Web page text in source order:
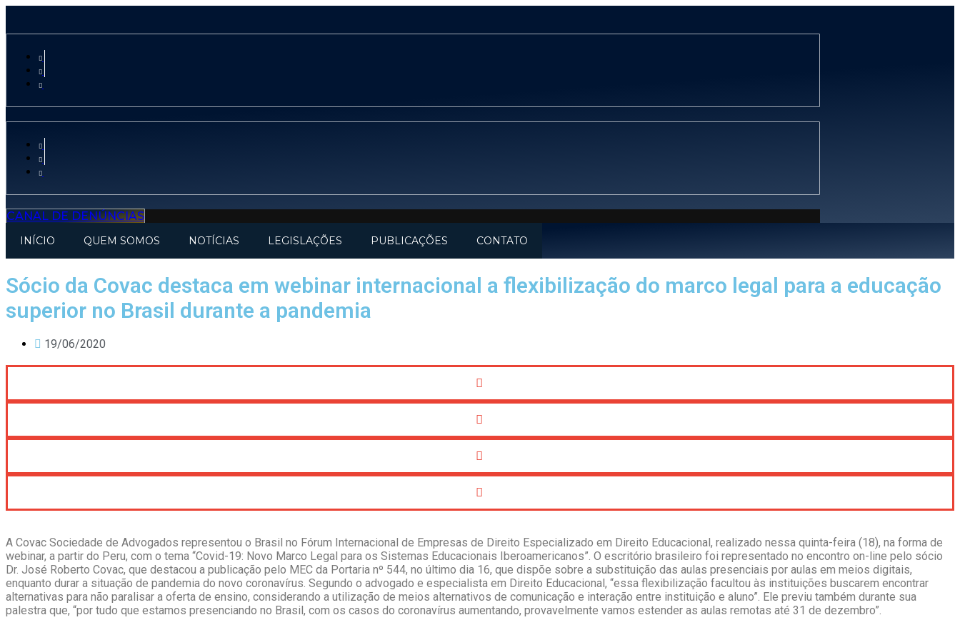
CANAL DE DENÚNCIAS
INÍCIO QUEM SOMOS NOTÍCIAS LEGISLAÇÕES PUBLICAÇÕES CONTATO
Sócio da Covac destaca em webinar internacional a flexibilização do marco legal para a educação
superior no Brasil durante a pandemia
19/06/2020
A Covac Sociedade de Advogados representou o Brasil no Fórum Internacional de Empresas de Direito Especializado em Direito Educacional, realizado nessa quinta-feira (18), na forma de
webinar, a partir do Peru, com o tema “Covid-19: Novo Marco Legal para os Sistemas Educacionais Iberoamericanos”. O escritório brasileiro foi representado no encontro on-line pelo sócio
Dr. José Roberto Covac, que destacou a publicação pelo MEC da Portaria nº 544, no último dia 16, que dispõe sobre a substituição das aulas presenciais por aulas em meios digitais,
enquanto durar a situação de pandemia do novo coronavírus. Segundo o advogado e especialista em Direito Educacional, “essa flexibilização facultou às instituições buscarem encontrar
alternativas para não paralisar a oferta de ensino, considerando a utilização de meios alternativos de comunicação e interação entre instituição e aluno”. Ele previu também durante sua
palestra que, “por tudo que estamos presenciando no Brasil, com os casos do coronavírus aumentando, provavelmente vamos estender as aulas remotas até 31 de dezembro”.